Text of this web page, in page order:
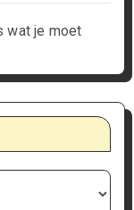
wat je moet